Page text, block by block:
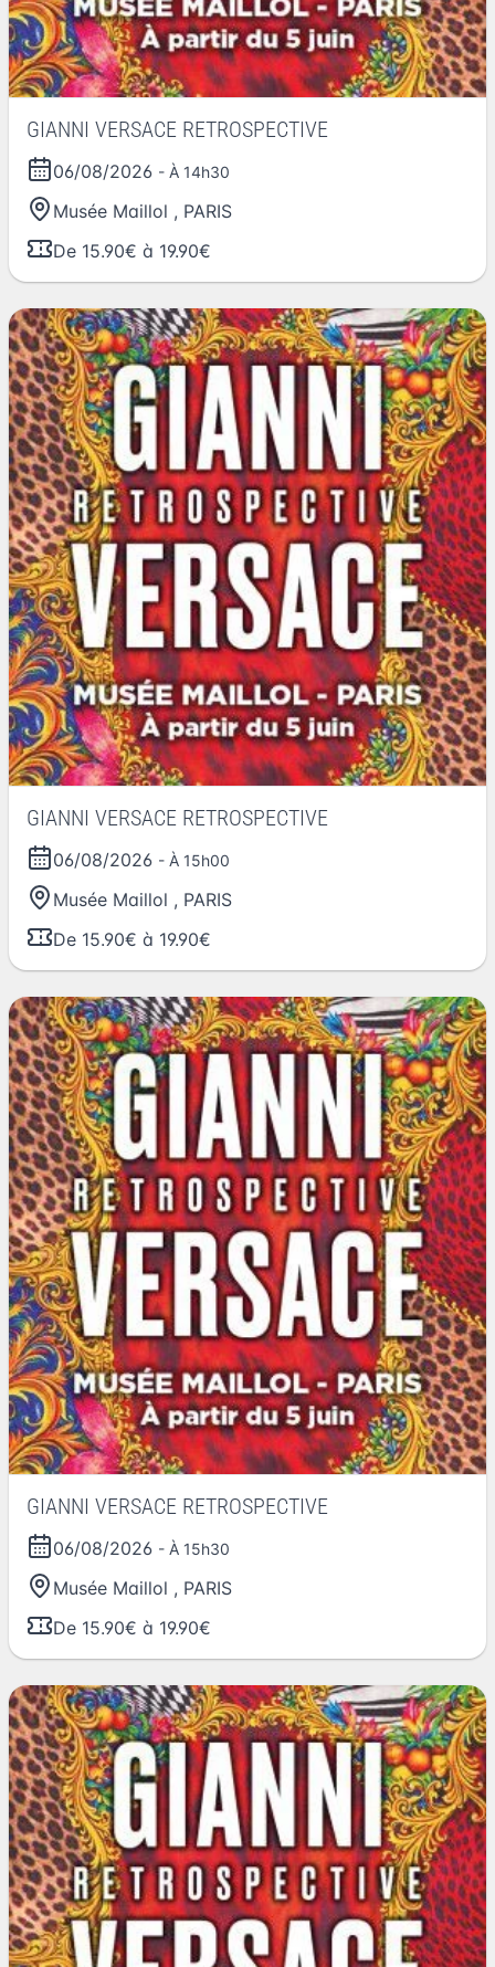
GIANNI VERSACE RETROSPECTIVE
06/08/2026 - À 14h30
Musée Maillol , PARIS
De 15.90€ à 19.90€
GIANNI VERSACE RETROSPECTIVE
06/08/2026 - À 15h00
Musée Maillol , PARIS
De 15.90€ à 19.90€
GIANNI VERSACE RETROSPECTIVE
06/08/2026 - À 15h30
Musée Maillol , PARIS
De 15.90€ à 19.90€